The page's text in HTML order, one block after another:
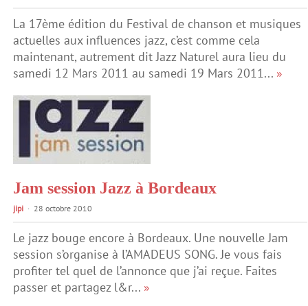
La 17ème édition du Festival de chanson et musiques
actuelles aux influences jazz, c’est comme cela
maintenant, autrement dit Jazz Naturel aura lieu du
samedi 12 Mars 2011 au samedi 19 Mars 2011... »
Jam session Jazz à Bordeaux
jipi 28 octobre 2010
Le jazz bouge encore à Bordeaux. Une nouvelle Jam
session s’organise à l’AMADEUS SONG. Je vous fais
profiter tel quel de l’annonce que j’ai reçue. Faites
passer et partagez l&r... »